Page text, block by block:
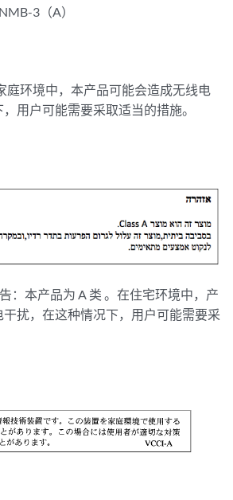
3（A）
庭环境中，本产品可能会造成无线电
用户可能需要采取适当的措施。
：本产品为 A 类 。在住宅环境中，产
扰，在这种情况下，用户可能需要采